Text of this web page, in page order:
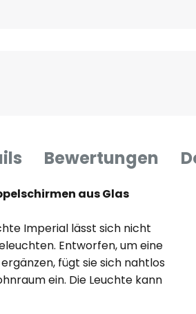
Bewertungen
aus Glas
Imperial lässt sich nicht
Entworfen, um eine
fügt sie sich nahtlos
ein. Die Leuchte kann